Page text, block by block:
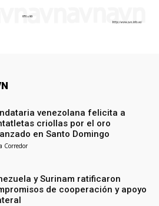
venezolana felicita a
criollas por el oro
en Santo Domingo
Corredor
y Surinam ratificaron
de cooperación y apoyo